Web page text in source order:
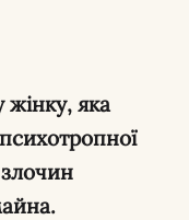
жінку, яка